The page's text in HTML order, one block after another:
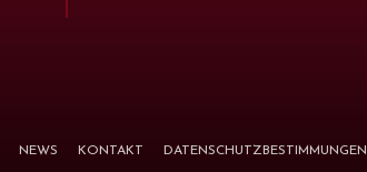
NEWS KONTAKT DATENSCHUTZBESTIMMUNGEN